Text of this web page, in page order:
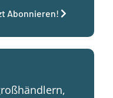
Abonnieren!